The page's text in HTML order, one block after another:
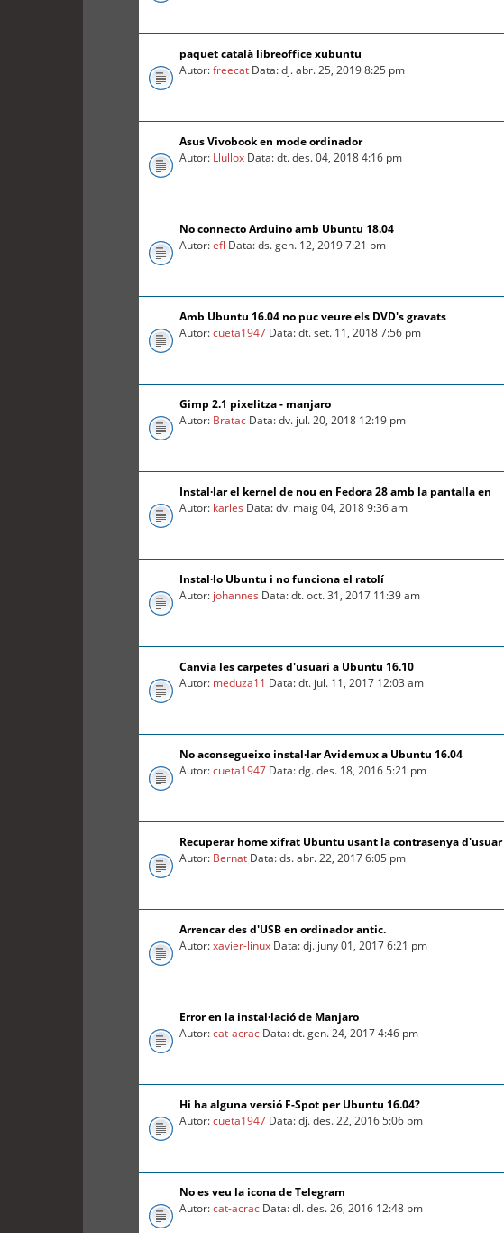
paquet català libreoffice xubuntu
Autor:freecat Data: dj. abr. 25, 2019 8:25 pm
Asus Vivobook en mode ordinador
Autor: Llullox Data: dt. des. 04, 2018 4:16 pm
No connecto Arduino amb Ubuntu 18.04
Autor:efl Data: ds. gen. 12, 2019 7:21 pm
Amb Ubuntu 16.04 no puc veure els DVD's gravats
Autor:cueta1947 Data: dt. set. 11, 2018 7:56 pm
Gimp 2.1 pixelitza - manjaro
Autor: Bratac Data: dv. jul. 20, 2018 12:19 pm
Instal·lar el kernel de nou en Fedora 28 amb la pantalla en
Autor: karles Data: dv. maig 04, 2018 9:36 am
Instal·lo Ubuntu i no funciona el ratolí
Autor: johannes Data: dt. oct. 31, 2017 11:39 am
Canvia les carpetes d'usuari a Ubuntu 16.10
Autor: meduza11 Data: dt. jul. 11, 2017 12:03 am
No aconsegueixo instal·lar Avidemux a Ubuntu 16.04
Autor:cueta1947 Data: dg. des. 18, 2016 5:21 pm
Recuperar home xifrat Ubuntu usant la contrasenya d'usuar
Autor: Bernat Data: ds. abr. 22, 2017 6:05 pm
Arrencar des d'USB en ordinador antic.
Autor:xavier-linux Data: dj. juny 01, 2017 6:21 pm
Error en la instal·lació de Manjaro
Autor:cat-acrac Data: dt. gen. 24, 2017 4:46 pm
Hi ha alguna versió F-Spot per Ubuntu 16.04?
Autor:cueta1947 Data: dj. des. 22, 2016 5:06 pm
No es veu la icona de Telegram
Autor:cat-acrac Data: dl. des. 26, 2016 12:48 pm